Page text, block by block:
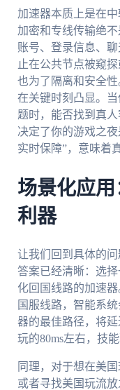
加速器本质上是在
加密和专线传输绝
账号、登录信息、
止在公共节点被窥
也为了隔离和安全
在关键时刻凸显。
题时，能否找到真人
决定了你的游戏之
实时保障”，意味着
场景化应
利器
让我们回到具体的问
答案已经清晰：选
化回国线路的加速
国服线路，智能系
器的最佳路径，将
玩的80ms左右，技
同理，对于想在美
或者寻找美国玩流